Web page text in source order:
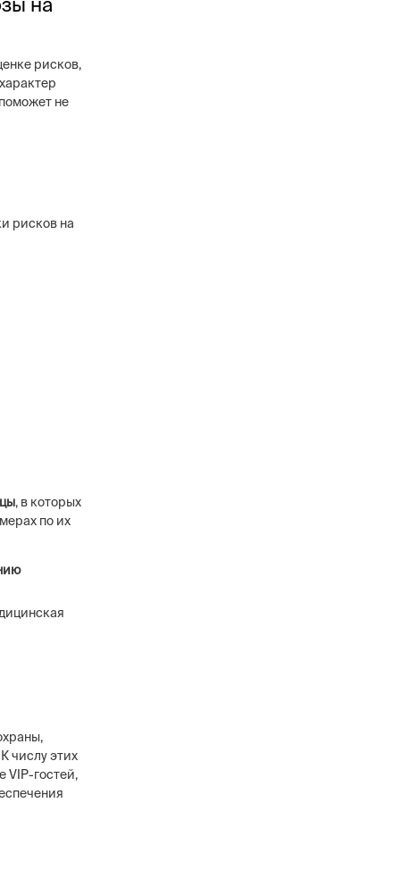
рисков,
не
рисков на
, в которых
по их
числу этих
VIP-гостей,